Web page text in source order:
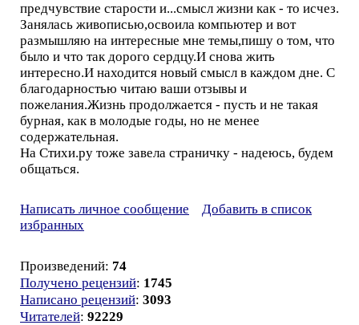
предчувствие старости и...смысл жизни как - то исчез.
Занялась живописью,освоила компьютер и вот
размышляю на интересные мне темы,пишу о том, что
было и что так дорого сердцу.И снова жить
интересно.И находится новый смысл в каждом дне. С
благодарностью читаю ваши отзывы и
пожелания.Жизнь продолжается - пусть и не такая
бурная, как в молодые годы, но не менее
содержательная.
На Стихи.ру тоже завела страничку - надеюсь, будем
общаться.
Написать личное сообщение
Добавить в список
избранных
Произведений: 74
Получено рецензий: 1745
Написано рецензий: 3093
Читателей: 92229